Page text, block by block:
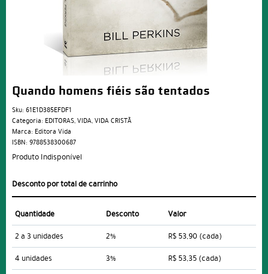
Quando homens fiéis são tentados
Sku: 61E1D385EFDF1
Categoria: EDITORAS,VIDA,VIDA CRISTÃ
Marca: Editora Vida
ISBN: 9788538300687
Produto Indisponível
Desconto por total de carrinho
Quantidade Desconto
Valor
2 a 3 unidades
2% R$ 53,90 (cada)
4 unidades
3% R$ 53,35 (cada)